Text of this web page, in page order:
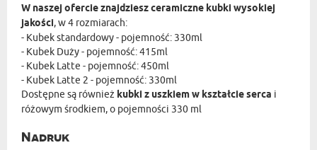
W naszej ofercie znajdziesz ceramiczne kubki wysokiej
jakości, w 4 rozmiarach:
- Kubek standardowy - pojemność: 330ml
- Kubek Duży - pojemność: 415ml
- Kubek Latte - pojemność: 450ml
- Kubek Latte 2 - pojemność: 330ml
Dostępne są również kubki z uszkiem w kształcie serca i
różowym środkiem, o pojemności 330 ml
Nadruk